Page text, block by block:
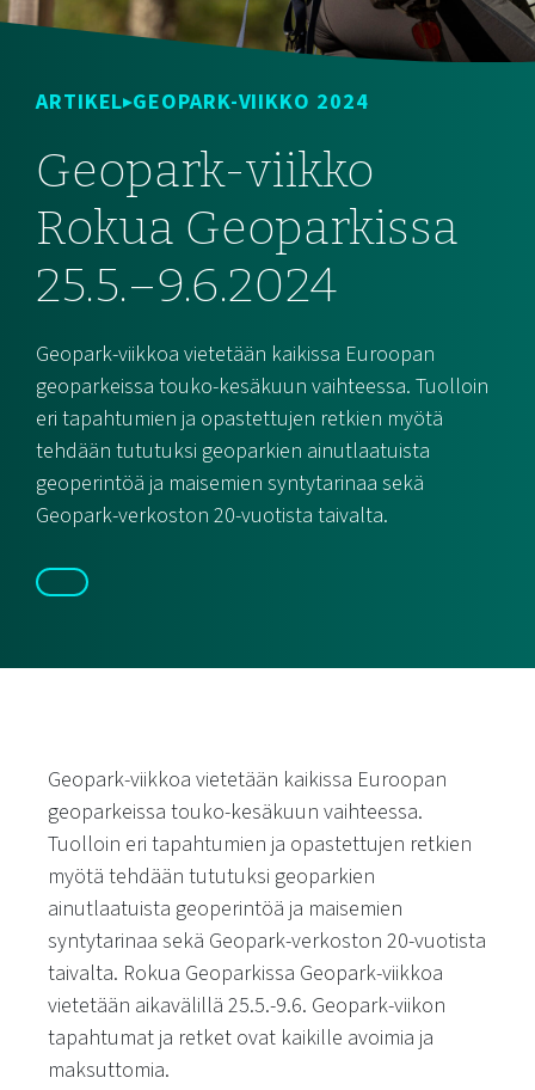
ARTIKEL GEOPARK-VIIKKO 2024
Geopark-viikko
Rokua Geoparkissa
25.5.–9.6.2024
Geopark-viikkoa vietetään kaikissa Euroopan
geoparkeissa touko-kesäkuun vaihteessa. Tuolloin
eri tapahtumien ja opastettujen retkien myötä
tehdään tututuksi geoparkien ainutlaatuista
geoperintöä ja maisemien syntytarinaa sekä
Geopark-verkoston 20-vuotista taivalta.
Geopark-viikkoa vietetään kaikissa Euroopan
geoparkeissa touko-kesäkuun vaihteessa.
Tuolloin eri tapahtumien ja opastettujen retkien
myötä tehdään tututuksi geoparkien
ainutlaatuista geoperintöä ja maisemien
syntytarinaa sekä Geopark-verkoston 20-vuotista
taivalta. Rokua Geoparkissa Geopark-viikkoa
vietetään aikavälillä 25.5.-9.6. Geopark-viikon
tapahtumat ja retket ovat kaikille avoimia ja
maksuttomia.